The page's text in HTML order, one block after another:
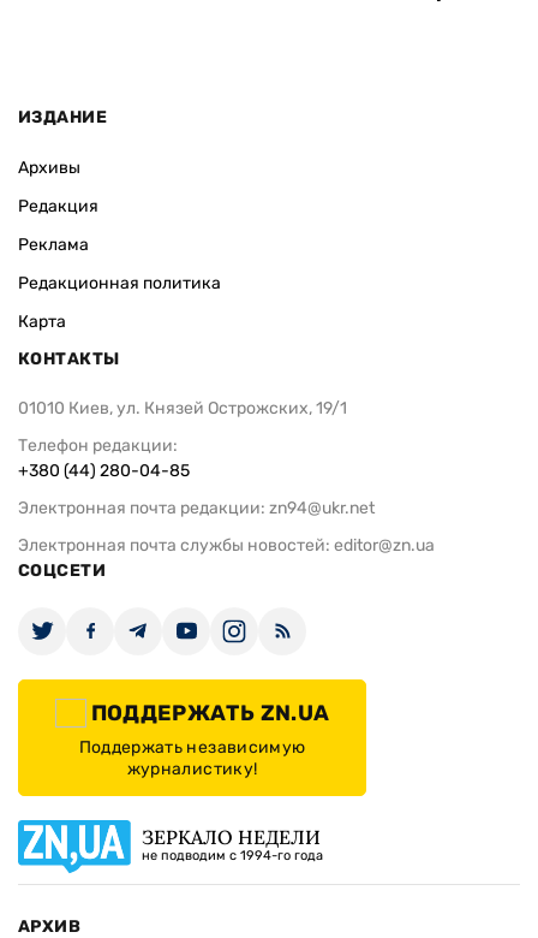
ИЗДАНИЕ
Архивы
Редакция
Реклама
Редакционная политика
Карта
КОНТАКТЫ
01010 Киев, ул. Князей Острожских, 19/1
Телефон редакции:
+380 (44) 280-04-85
Электронная почта редакции: zn94@ukr.net
Электронная почта службы новостей: editor@zn.ua
СОЦСЕТИ
ПОДДЕРЖАТЬ ZN.UA
Поддержать независимую
журналистику!
ЗЕРКАЛО НЕДЕЛИ
не подводим с 1994-го года
АРХИВ